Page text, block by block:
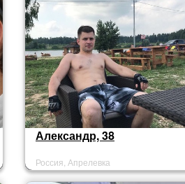
Александр, 38
Россия, Апрелевка